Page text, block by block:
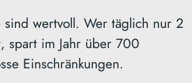
wertvoll. Wer täglich nur 2
spart im Jahr über 700
Einschränkungen.